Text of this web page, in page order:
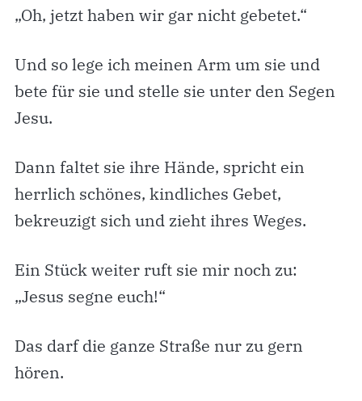
„Oh, jetzt haben wir gar nicht gebetet.“
Und so lege ich meinen Arm um sie und
bete für sie und stelle sie unter den Segen
Jesu.
Dann faltet sie ihre Hände, spricht ein
herrlich schönes, kindliches Gebet,
bekreuzigt sich und zieht ihres Weges.
Ein Stück weiter ruft sie mir noch zu:
„Jesus segne euch!“
Das darf die ganze Straße nur zu gern
hören.